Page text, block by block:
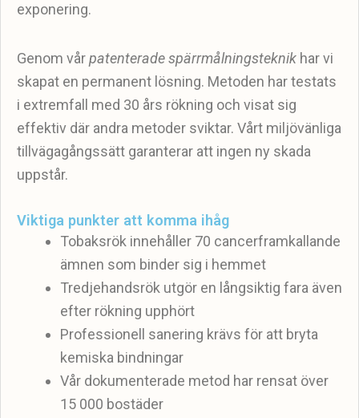
exponering.
Genom vårpatenterade spärrmålningsteknik har vi
skapat en permanent lösning. Metoden har testats
i extremfall med 30 års rökning och visat sig
effektiv där andra metoder sviktar. Vårt miljövänliga
tillvägagångssätt garanterar att ingen ny skada
uppstår.
Viktiga punkter att komma ihåg
Tobaksrök innehåller 70 cancerframkallande
ämnen som binder sig i hemmet
Tredjehandsrök utgör en långsiktig fara även
efter rökning upphört
Professionell sanering krävs för att bryta
kemiska bindningar
Vår dokumenterade metod har rensat över
15 000 bostäder